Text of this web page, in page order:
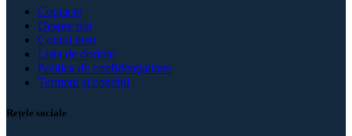
Contacte
Despre noi
Contul meu
Lista de dorințe
Politica de confidenţialitate
Termeni și condiții
Rețele sociale